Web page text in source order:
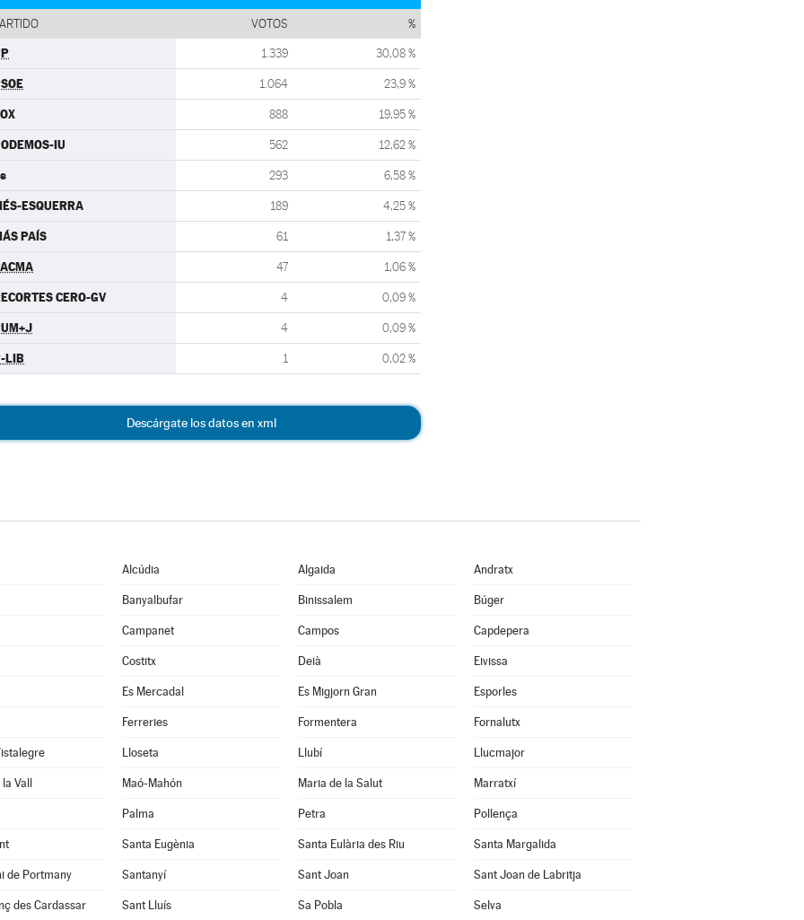
VOTOS %
1.339 30,08 %
1.064 23,9 %
888 19,95 %
IU 562 12,62 %
293 6,58 %
ESQUERRA 189 4,25 %
PAÍS 61 1,37 %
47 1,06 %
CERO-GV 4 0,09 %
4 0,09 %
LIB 1 0,02 %
Descárgate los datos en xml
Alcúdia Algaida Andratx
Banyalbufar Binissalem Búger
Campanet Campos Capdepera
Costitx Deià Eivissa
Es Mercadal Es Migjorn Gran Esporles
Ferreries Formentera Fornalutx
Lloseta Llubí Llucmajor
Vall Maó-Mahón Maria de la Salut Marratxí
Palma Petra Pollença
Santa Eugènia Santa Eulària des Riu Santa Margalida
de Portmany Santanyí Sant Joan Sant Joan de Labritja
des Cardassar Sant Lluís Sa Pobla Selva